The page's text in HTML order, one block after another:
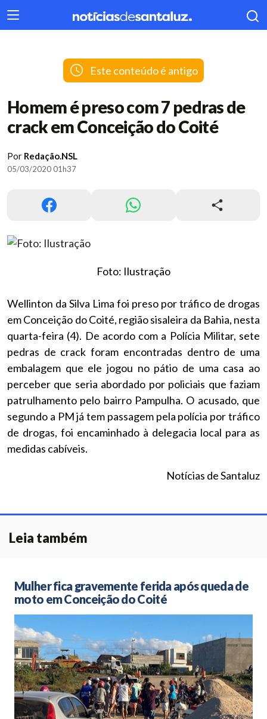
404
Este conteúdo é antigo
Homem é preso com 7 pedras de
crack em Conceição do Coité
Por Redação.NSL
05/03/2020 01h37
Foto: Ilustração
Wellinton da Silva Lima foi preso por tráfico de drogas
em Conceição do Coité, região sisaleira da Bahia, nesta
quarta-feira (4). De acordo com a Polícia Militar, sete
pedras de crack foram encontradas dentro de uma
embalagem que ele jogou no pátio de uma casa ao
perceber que seria abordado por policiais que faziam
patrulhamento pelo bairro Pampulha. O acusado, que
segundo a PM já tem passagem pela polícia por tráfico
de drogas, foi encaminhado à delegacia local para as
medidas cabíveis.
Notícias de Santaluz
Leia também
Mulher fica gravemente ferida após queda de
moto em Conceição do Coité